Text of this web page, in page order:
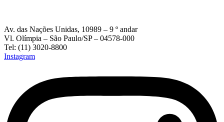
Av. das Nações Unidas, 10989 – 9 º andar
Vl. Olímpia – São Paulo/SP – 04578-000
Tel: (11) 3020-8800
Instagram